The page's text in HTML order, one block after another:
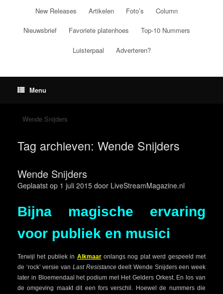
New Releases Artikelen Foto’s Column
Nieuwsbrief Favoriete platenhoes Top-10 Nummers
Luisterpaal Adverteren?
Menu
Wende Snijders
Tag archieven: Wende Snijders
Wende Snijders
Geplaatst op 1 juli 2015 door LiveStreamMagazine.nl
Bijna magische ervaring
voor publiek en musici
Terwijl het publiek in Alkmaaronlangs nog plat werd gespeeld met
de ‘rock’ versie van Last Resistancedeelt Wende Snijders een week
later in Bloemendaal het podium met Het Gelders Orkest. En los van
de omgeving maakt dit een fors verschil. Hoewel de nummers die